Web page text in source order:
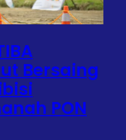
Bersaing
PON